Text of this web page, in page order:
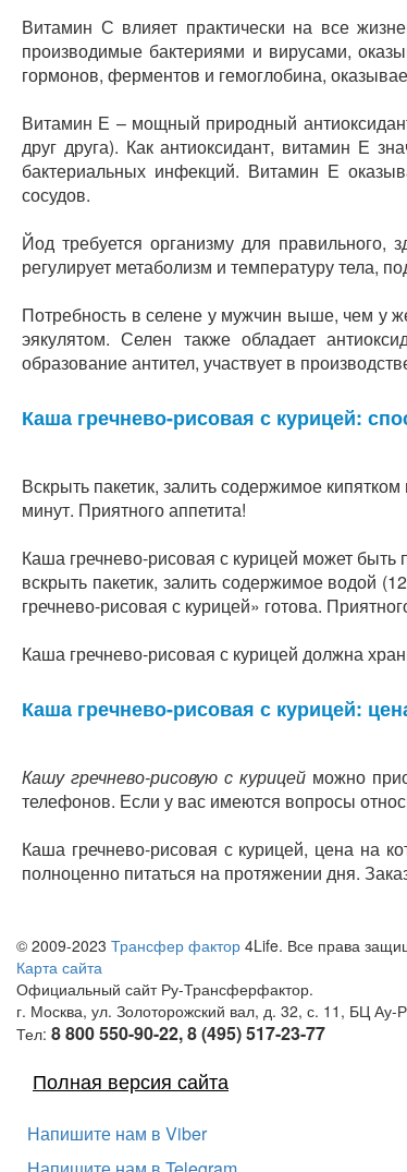
Витамин С влияет практически на все
производимые бактериями и вирусами,
гормонов, ферментов и гемоглобина,
Витамин Е – мощный природный
друг друга). Как антиоксидант, витамин Е
бактериальных инфекций. Витамин Е
сосудов.
Йод требуется организму для
регулирует метаболизм и температуру тела,
Потребность в селене у мужчин выше, чем у
эякулятом. Селен также обладает
образование антител, участвует в
Каша гречнево-рисовая с курицей:
Вскрыть пакетик, залить содержимое
минут. Приятного аппетита!
Каша гречнево-рисовая с курицей может быть
вскрыть пакетик, залить содержимое водой
гречнево-рисовая с курицей» готова.
Каша гречнево-рисовая с курицей должна
Каша гречнево-рисовая с курицей:
Кашу гречнево-рисовую с курицейможно
телефонов. Если у вас имеются вопросы
Каша гречнево-рисовая с курицей, цена на
полноценно питаться на протяжении дня.
© 2009-2023 Трансфер фактор 4Life. Все права
Карта сайта
Официальный сайт Ру-Трансферфактор.
г. Москва, ул. Золоторожский вал, д. 32, с. 11, БЦ Ау-
Тел: 8 800 550-90-22, 8 (495) 517-23-77
Полная версия сайта
Напишите нам в Viber